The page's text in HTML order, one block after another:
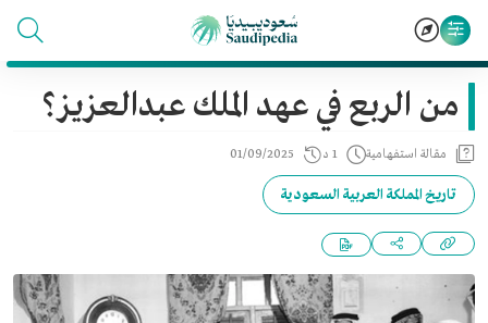
من الربع في عهد الملك عبدالعزيز؟
مقالة استفهامية 1 د 01/09/2025
تاريخ المملكة العربية السعودية